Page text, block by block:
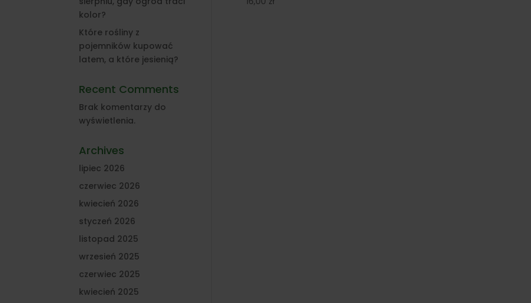
kolor?
Które rośliny z
pojemników kupować
latem, a które jesienią?
Recent Comments
Brak komentarzy do
wyświetlenia.
Archives
lipiec 2026
czerwiec 2026
kwiecień 2026
styczeń 2026
listopad 2025
wrzesień 2025
czerwiec 2025
kwiecień 2025